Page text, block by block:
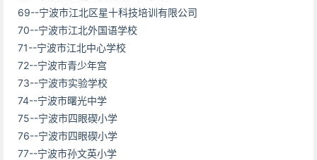
69--宁波市江北区星十科技培训有限公司
70--宁波市江北外国语学校
71--宁波市江北中心学校
72--宁波市青少年宫
73--宁波市实验学校
74--宁波市曙光中学
75--宁波市四眼碶小学
76--宁波市四眼碶小学
77--宁波市孙文英小学